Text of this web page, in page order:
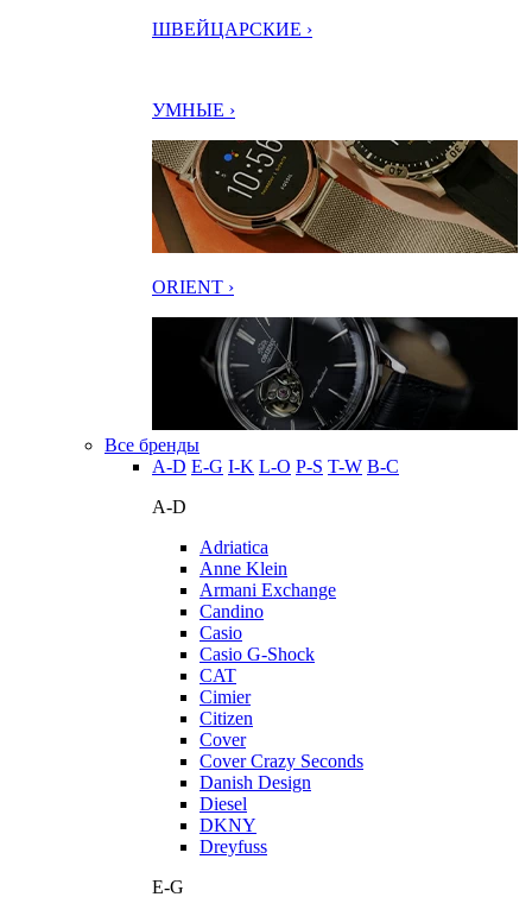
ШВЕЙЦАРСКИЕ ›
УМНЫЕ ›
ORIENT ›
Все бренды
A-D E-G I-K L-O P-S T-W В-С
A-D
Adriatica
Anne Klein
Armani Exchange
Candino
Casio
Casio G-Shock
CAT
Cimier
Citizen
Cover
Cover Crazy Seconds
Danish Design
Diesel
DKNY
Dreyfuss
E-G